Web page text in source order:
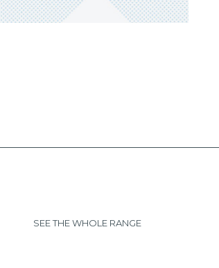
SEE THE WHOLE RANGE